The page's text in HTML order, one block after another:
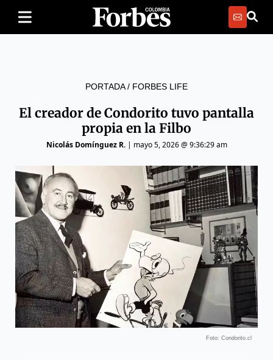
PORTADA/ FORBES LIFE
El creador de Condorito tuvo pantalla
propia en la Filbo
Nicolás Domínguez R.| mayo 5, 2026 @ 9:36:29 am
Foto: Condorito.cl